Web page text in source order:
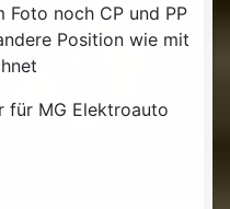
Foto noch CP und PP
Position wie mit